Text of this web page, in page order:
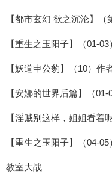
【都市玄幻 欲之沉沦】
【重生之玉阳子】（01-
【妖道申公豹】（10）作
【安娜的世界后篇】（
【淫贼别这样，姐姐看着
【重生之玉阳子】（04-
教室大战